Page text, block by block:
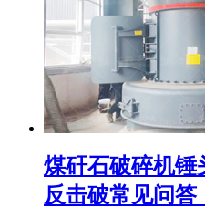
煤矸石破碎机锤
反击破常见问答